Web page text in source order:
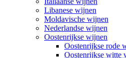
Libanese wijnen
Moldavische wijnen
Nederlandse wijnen
Oostenrijkse wijnen
Oostenrijkse rode
Oostenrijkse witte